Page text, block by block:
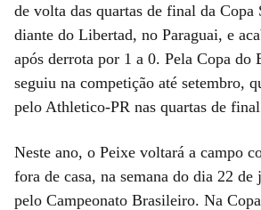
de volta das quartas de final da Copa
diante do Libertad, no Paraguai, e
após derrota por 1 a 0. Pela Copa do
seguiu na competição até setembro,
pelo Athletico-PR nas quartas de
Neste ano, o Peixe voltará a campo
fora de casa, na semana do dia 22
pelo Campeonato Brasileiro. Na